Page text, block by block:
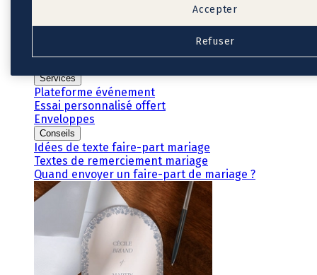
Pochons pour cadeaux invités
Services
Plateforme événement
Essai personnalisé offert
Enveloppes
Conseils
Idées de texte faire-part mariage
Textes de remerciement mariage
Quand envoyer un faire-part de mariage ?
Refuser
Accepter